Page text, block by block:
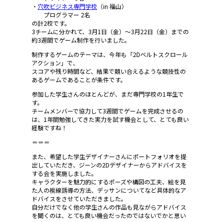
・ 穴吹ビジネス専門学校 （in 福山）
プログラマー 2名
の計2校です。
3チームに分かれて、3月1日（金）～3月22日（金）までの
約3週間でゲーム制作を行いました。
制作するゲームのテーマは、今年も「2Dベルトスクロール
アクション」で、
スコアや残り時間など、結果で競い合えるような競技性の
あるゲームであることが条件です。
参加した学生さんのほとんどが、まだ専門学校の1年生で
す。
チームメンバーで協力して3週間でゲームを完成させるの
は、1年間勉強してきた実力を試す機会として、とても良い
経験ですね！
＝＝＝
また、希望した学生デザイナーさんにポートフォリオを提
出していただき、ジーンの2Dデザイナーからアドバイスを
する会を実施しました。
キャラクターを魅力的にするポーズや構図の工夫、絵を見
た人の視線誘導の方法、デッサンについてなど具体的なア
ドバイスをさせていただきました。
自分だけでなく他の学生さんの作品も見ながらアドバイス
を聞くのは、とても良い機会だったのではないでかと思い